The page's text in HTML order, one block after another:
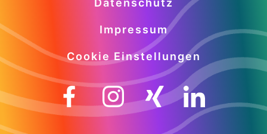
Datenschutz
Impressum
Cookie Einstellungen